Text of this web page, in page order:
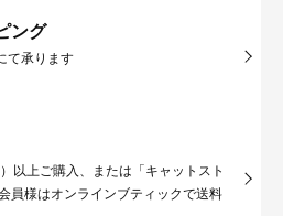
ング
て承ります
以上ご購入、または「キャットスト
員様はオンラインブティックで送料